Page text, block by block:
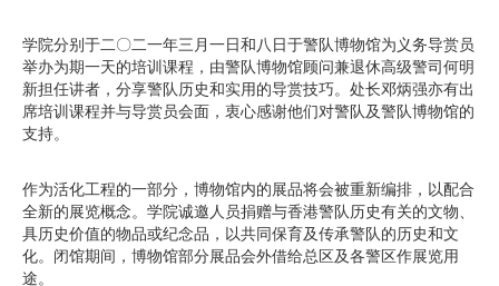
学院分别于二〇二一年三月一日和八日于警队博物馆为义务导赏员
举办为期一天的培训课程，由警队博物馆顾问兼退休高级警司何明
新担任讲者，分享警队历史和实用的导赏技巧。处长邓炳强亦有出
席培训课程并与导赏员会面，衷心感谢他们对警队及警队博物馆的
支持。
作为活化工程的一部分，博物馆内的展品将会被重新编排，以配合
全新的展览概念。学院诚邀人员捐赠与香港警队历史有关的文物、
具历史价值的物品或纪念品，以共同保育及传承警队的历史和文
化。闭馆期间，博物馆部分展品会外借给总区及各警区作展览用
途。